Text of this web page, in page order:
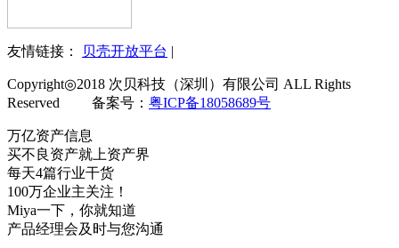
友情链接： 贝壳开放平台 |
Copyright◎2018 次贝科技（深圳）有限公司 ALL Rights
Reserved 备案号： 粤ICP备18058689号
万亿资产信息
买不良资产就上资产界
每天4篇行业干货
100万企业主关注！
Miya一下，你就知道
产品经理会及时与您沟通